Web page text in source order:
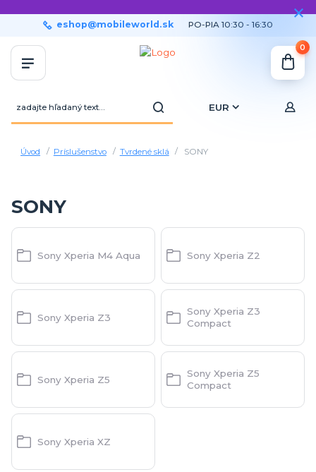
EUR
eshop@mobileworld.sk PO-PIA 10:30 - 16:30
0
Úvod Príslušenstvo Tvrdené sklá SONY
SONY
Sony Xperia M4 Aqua Sony Xperia Z2
Sony Xperia Z3
Sony Xperia Z3
Compact
Sony Xperia Z5
Sony Xperia Z5
Compact
Sony Xperia XZ